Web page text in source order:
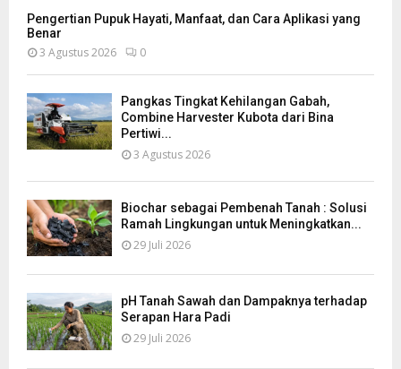
Pengertian Pupuk Hayati, Manfaat, dan Cara Aplikasi yang
Benar
3 Agustus 2026 0
Pangkas Tingkat Kehilangan Gabah,
Combine Harvester Kubota dari Bina
Pertiwi...
3 Agustus 2026
Biochar sebagai Pembenah Tanah : Solusi
Ramah Lingkungan untuk Meningkatkan...
29 Juli 2026
pH Tanah Sawah dan Dampaknya terhadap
Serapan Hara Padi
29 Juli 2026